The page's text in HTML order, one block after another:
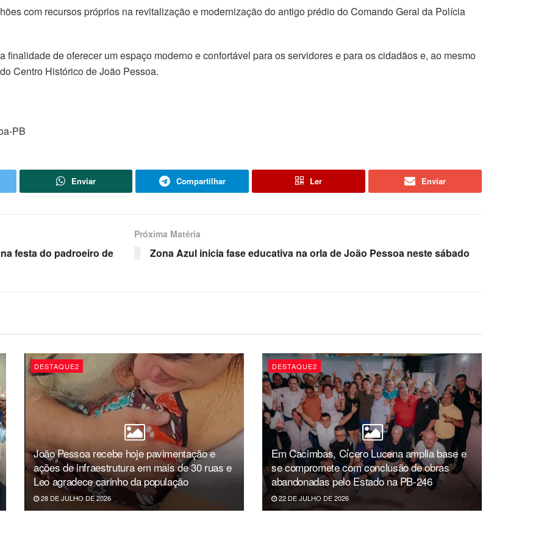
com recursos próprios na revitalização e modernização do antigo prédio do Comando Geral da Polícia
finalidade de oferecer um espaço moderno e confortável para os servidores e para os cidadãos e, ao mesmo
Centro Histórico de João Pessoa.
PB
Enviar Compartilhar Ler Enviar
festa do padroeiro de
Próxima Matéria
Zona Azul inicia fase educativa na orla de João Pessoa neste sábado
DESTAQUE2
João Pessoa recebe hoje pavimentação e
ações de infraestrutura em mais de 30 ruas e
Leo agradece carinho da população
28 DE JULHO DE 2026
DESTAQUE2
Em Cacimbas, Cícero Lucena amplia base e
se compromete com conclusão de obras
abandonadas pelo Estado na PB-246
22 DE JULHO DE 2026